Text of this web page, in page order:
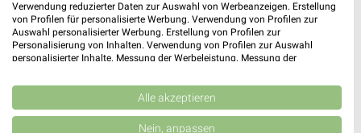
Optiker & Hörakustik Filialen in
Thaleischweiler-Fröschen
Hier findest Du aktuelle Filialen und Öffnungszeiten von z.B.
von Thaleischweiler-Fröschen.
Verwendung reduzierter Daten zur Auswahl von Werbeanzeigen. Erstellung
von Profilen für personalisierte Werbung. Verwendung von Profilen zur
Auswahl personalisierter Werbung. Erstellung von Profilen zur
Personalisierung von Inhalten. Verwendung von Profilen zur Auswahl
personalisierter Inhalte. Messung der Werbeleistung. Messung der
Kombinationen von Daten aus verschiedenen Quellen. Entwicklung und
Verbesserung der Angebote. Verwendung reduzierter Daten zur Auswahl
von Inhalten.
Daten können außerhalb der Europäischen Union weitergegeben und in die
Alle akzeptieren
Nein, anpassen